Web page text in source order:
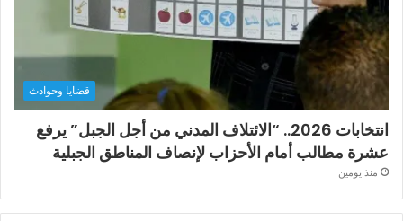
قضايا وحوادث
انتخابات 2026.. “الائتلاف المدني من أجل الجبل” يرفع
عشرة مطالب أمام الأحزاب لإنصاف المناطق الجبلية
منذ يومين